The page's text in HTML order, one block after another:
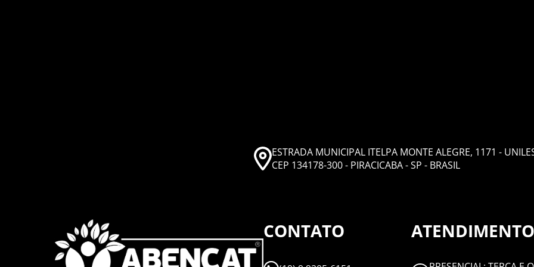
ESTRADA MUNICIPAL ITELPA MONTE ALEGRE, 1171 -
CEP 134178-300 - PIRACICABA - SP - BRASIL
CONTATO ATENDIMENTO